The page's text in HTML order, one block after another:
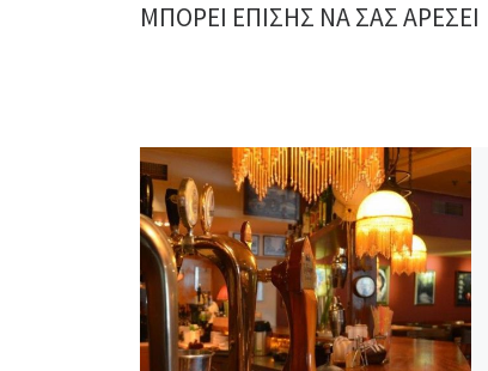
ΜΠΟΡΕΊ ΕΠΊΣΗΣ ΝΑ ΣΑΣ ΑΡΈΣΕΙ